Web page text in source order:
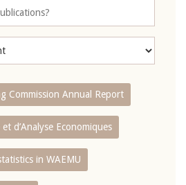
Commission Annual Report
d’Analyse Economiques
in WAEMU